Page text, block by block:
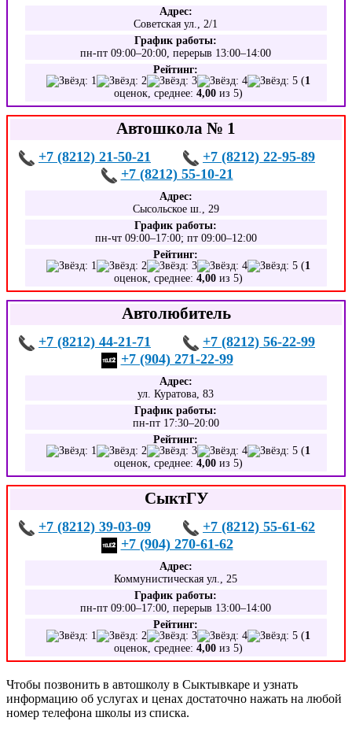
Адрес:
Советская ул., 2/1
График работы:
пн-пт 09:00–20:00, перерыв 13:00–14:00
Рейтинг:
(1
оценок, среднее:4,00 из 5)
Автошкола № 1
+7 (8212) 21-50-21
+7 (8212) 22-95-89
+7 (8212) 55-10-21
Адрес:
Сысольское ш., 29
График работы:
пн-чт 09:00–17:00; пт 09:00–12:00
Рейтинг:
(1
оценок, среднее:4,00 из 5)
Автолюбитель
+7 (8212) 44-21-71
+7 (8212) 56-22-99
+7 (904) 271-22-99
Адрес:
ул. Куратова, 83
График работы:
пн-пт 17:30–20:00
Рейтинг:
(1
оценок, среднее:4,00 из 5)
СыктГУ
+7 (8212) 39-03-09
+7 (8212) 55-61-62
+7 (904) 270-61-62
Адрес:
Коммунистическая ул., 25
График работы:
пн-пт 09:00–17:00, перерыв 13:00–14:00
Рейтинг:
(1
оценок, среднее:4,00 из 5)
Чтобы позвонить в автошколу в Сыктывкаре и узнать
информацию об услугах и ценах достаточно нажать на любой
номер телефона школы из списка.